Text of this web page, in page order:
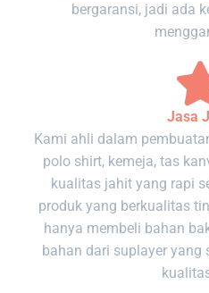
bergaransi, jadi ada
Jasa
Kami ahli dalam
polo shirt, kemeja, tas
kualitas jahit yang rapi
produk yang berkualitas
hanya membeli bahan
bahan dari suplayer yang